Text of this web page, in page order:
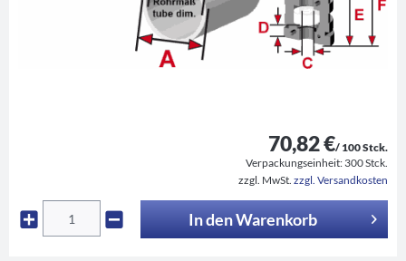
70,82 €/ 100 Stck.
Verpackungseinheit: 300 Stck.
zzgl. MwSt. zzgl. Versandkosten
In denWarenkorb